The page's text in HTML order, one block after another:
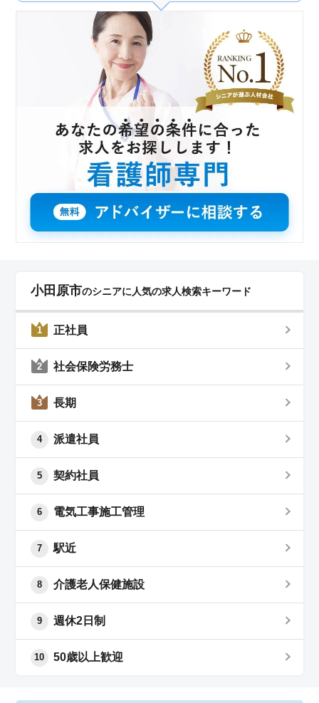
小田原市のシニアに人気の求人検索キーワード
1 正社員
2 社会保険労務士
3 長期
4 派遣社員
5 契約社員
6 電気工事施工管理
7 駅近
8 介護老人保健施設
9 週休2日制
10 50歳以上歓迎